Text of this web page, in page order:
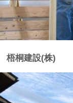
梧桐建設(株)